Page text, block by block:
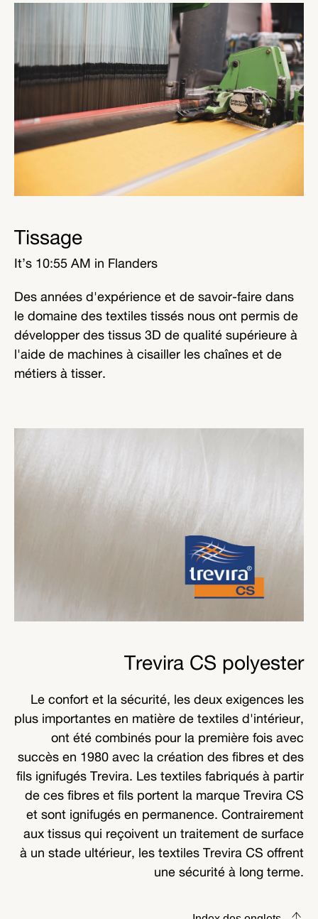
Tissage
It’s 10:55 AM in Flanders
Des années d'expérience et de savoir-faire dans
le domaine des textiles tissés nous ont permis de
développer des tissus 3D de qualité supérieure à
l'aide de machines à cisailler les chaînes et de
métiers à tisser.
Trevira CS polyester
Le confort et la sécurité, les deux exigences les
plus importantes en matière de textiles d'intérieur,
ont été combinés pour la première fois avec
succès en 1980 avec la création des fibres et des
fils ignifugés Trevira. Les textiles fabriqués à partir
de ces fibres et fils portent la marque Trevira CS
et sont ignifugés en permanence. Contrairement
aux tissus qui reçoivent un traitement de surface
à un stade ultérieur, les textiles Trevira CS offrent
une sécurité à long terme.